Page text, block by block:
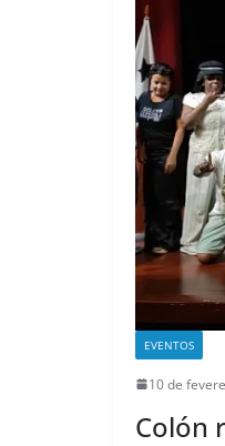
EVENTOS
10 de
Colón